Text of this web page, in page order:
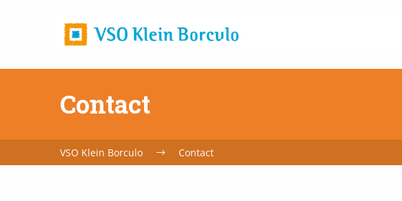
Contact
VSO Klein Borculo Contact